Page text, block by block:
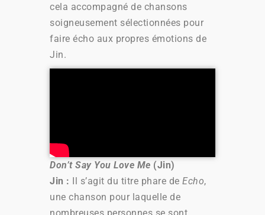
cela accompagné de chansons
soigneusement sélectionnées pour
faire écho aux propres émotions de
Jin.
Don’t Say You Love Me (Jin)
Jin : Il s’agit du titre phare de Echo,
une chanson pour laquelle de
nombreuses personnes se sont